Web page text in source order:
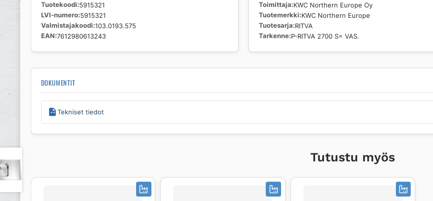
Tuotekoodi 5915321
LVI-numero 5915321
Valmistajakoodi 103.0193.575
EAN 7612980613243
Toimittaja KWC Northern Europe Oy
Tuotemerkki KWC Northern Europe
Tuotesarja RITVA
Tarkenne P-RITVA 2700 S= VAS.
DOKUMENTIT
Tekniset tiedot
Tutustu myös